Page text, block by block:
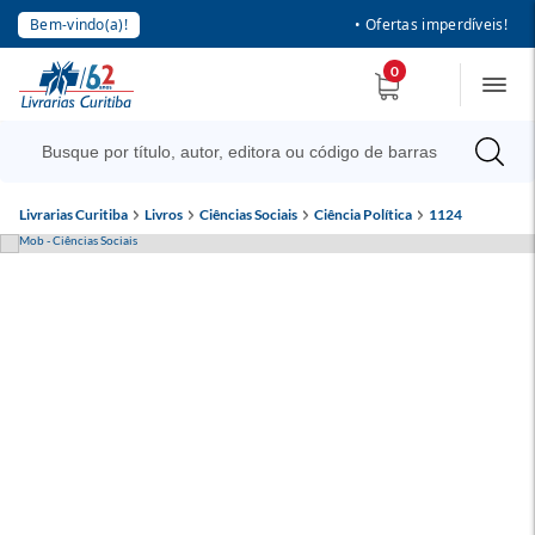
Bem-vindo(a)! • Ofertas imperdíveis!
0
Livrarias Curitiba Livros Ciências Sociais Ciência Política 1124